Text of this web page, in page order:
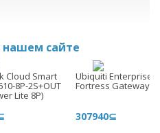
нашем сайте
Cloud Smart
8P-2S+OUT
Lite 8P)
Ubiquiti Enterprise
Fortress Gateway
307940⊆